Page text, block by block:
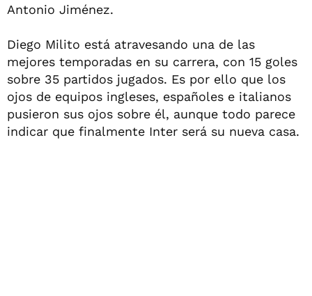
Antonio Jiménez.
Diego Milito está atravesando una de las
mejores temporadas en su carrera, con 15 goles
sobre 35 partidos jugados. Es por ello que los
ojos de equipos ingleses, españoles e italianos
pusieron sus ojos sobre él, aunque todo parece
indicar que finalmente Inter será su nueva casa.